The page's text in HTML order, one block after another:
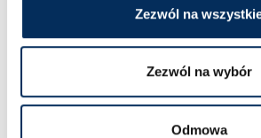
Zezwól na
Zezwól na wybór
Odmowa
więcej